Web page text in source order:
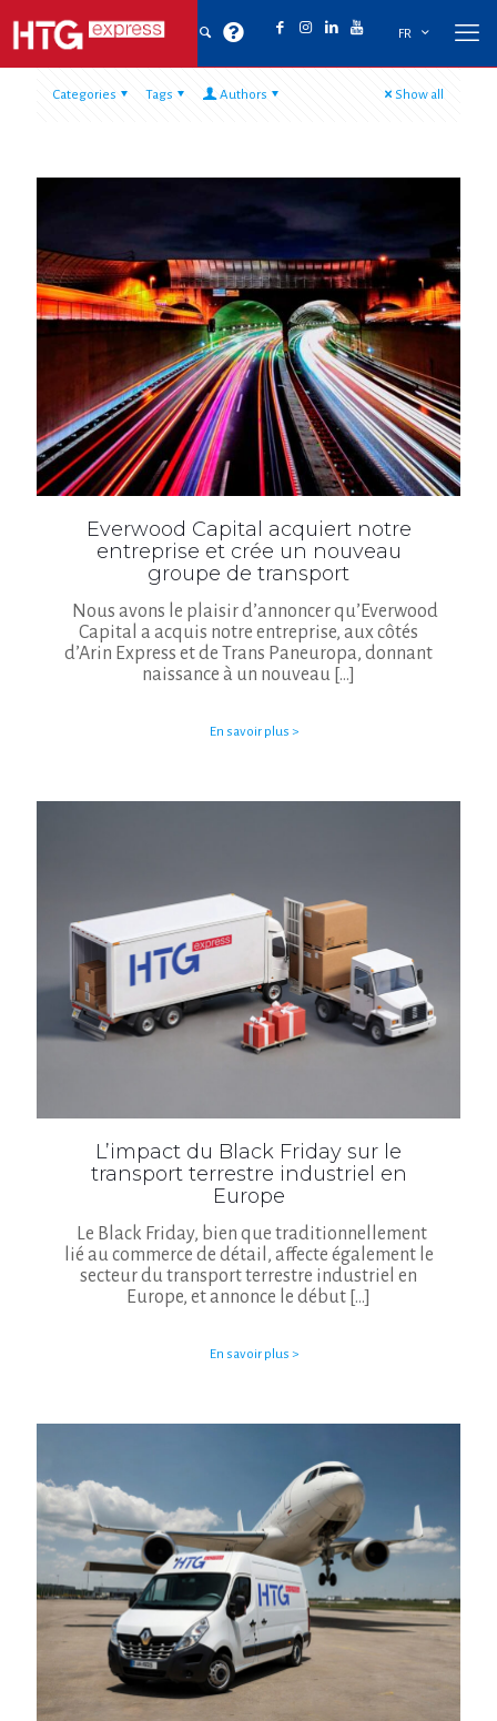
FR
Categories Tags Authors Show all
Everwood Capital acquiert notre
entreprise et crée un nouveau
groupe de transport
Nous avons le plaisir d’annoncer qu’Everwood
Capital a acquis notre entreprise, aux côtés
d’Arin Express et de Trans Paneuropa, donnant
naissance à un nouveau […]
En savoir plus >
L’impact du Black Friday sur le
transport terrestre industriel en
Europe
Le Black Friday, bien que traditionnellement
lié au commerce de détail, affecte également le
secteur du transport terrestre industriel en
Europe, et annonce le début […]
En savoir plus >